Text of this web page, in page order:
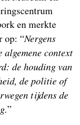
en merkte
op: “Nergens
algemene context
de houding van
de politie of
tijdens de
”